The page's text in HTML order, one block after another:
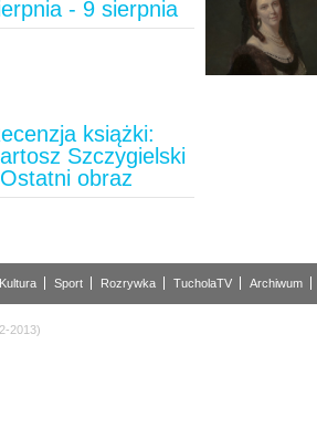
- 9 sierpnia
książki:
Szczygielski
obraz
Kultura Sport Rozrywka TucholaTV Archiwum
2013)